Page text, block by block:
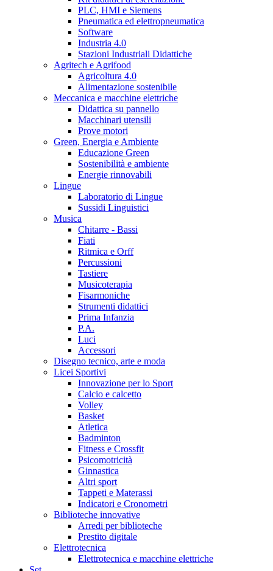
PLC, HMI e Siemens
Pneumatica ed elettropneumatica
Software
Industria 4.0
Stazioni Industriali Didattiche
Agritech e Agrifood
Agricoltura 4.0
Alimentazione sostenibile
Meccanica e macchine elettriche
Didattica su pannello
Macchinari utensili
Prove motori
Green, Energia e Ambiente
Educazione Green
Sostenibilità e ambiente
Energie rinnovabili
Lingue
Laboratorio di Lingue
Sussidi Linguistici
Musica
Chitarre - Bassi
Fiati
Ritmica e Orff
Percussioni
Tastiere
Musicoterapia
Fisarmoniche
Strumenti didattici
Prima Infanzia
P.A.
Luci
Accessori
Disegno tecnico, arte e moda
Licei Sportivi
Innovazione per lo Sport
Calcio e calcetto
Volley
Basket
Atletica
Badminton
Fitness e Crossfit
Psicomotricità
Ginnastica
Altri sport
Tappeti e Materassi
Indicatori e Cronometri
Biblioteche innovative
Arredi per biblioteche
Prestito digitale
Elettrotecnica
Elettrotecnica e macchine elettriche